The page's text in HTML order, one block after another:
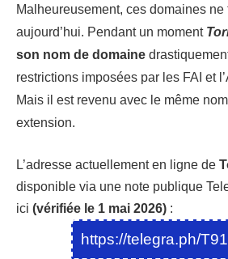
Malheureusement, ces domaines
aujourd’hui. Pendant un moment
son nom de domaine
restrictions imposées par les FAI et
Mais il est revenu avec le même
extension.
L’adresse actuellement en ligne de
disponible via une note publique
ici (vérifiée le 1 mai 2026) :
https://telegra.ph/